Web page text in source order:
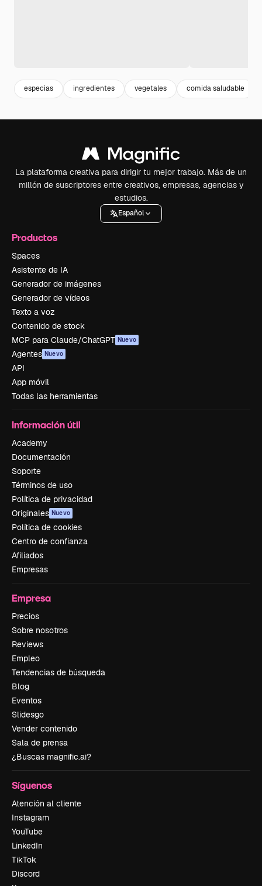
especias ingredientes vegetales comida saludable
La plataforma creativa para dirigir tu mejor trabajo. Más de un
millón de suscriptores entre creativos, empresas, agencias y
estudios.
Español
Productos
Spaces
Asistente de IA
Generador de imágenes
Generador de vídeos
Texto a voz
Contenido de stock
MCP para Claude/ChatGPT Nuevo
Agentes Nuevo
API
App móvil
Todas las herramientas
Información útil
Academy
Documentación
Soporte
Términos de uso
Política de privacidad
Originales Nuevo
Política de cookies
Centro de confianza
Afiliados
Empresas
Empresa
Precios
Sobre nosotros
Reviews
Empleo
Tendencias de búsqueda
Blog
Eventos
Slidesgo
Vender contenido
Sala de prensa
¿Buscas magnific.ai?
Síguenos
Atención al cliente
Instagram
YouTube
LinkedIn
TikTok
Discord